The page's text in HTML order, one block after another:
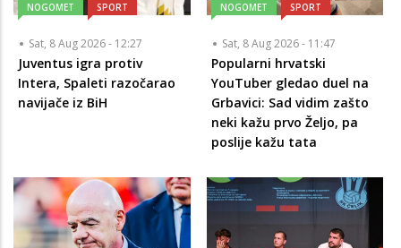
NOGOMET SPORT
Sat, 8 Aug 2026 - 12:27
Juventus igra protiv
Intera, Spaleti razočarao
navijače iz BiH
NOGOMET SPORT
Sat, 8 Aug 2026 - 11:47
Popularni hrvatski
YouTuber gledao duel na
Grbavici: Sad vidim zašto
neki kažu prvo Željo, pa
poslije kažu tata